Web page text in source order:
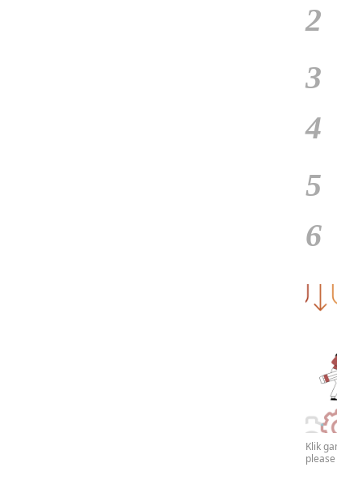
2
3
4
5
6
Klik
please